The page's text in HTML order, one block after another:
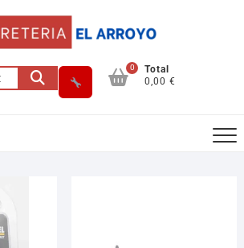
0
Total
0,00 €
en segundos